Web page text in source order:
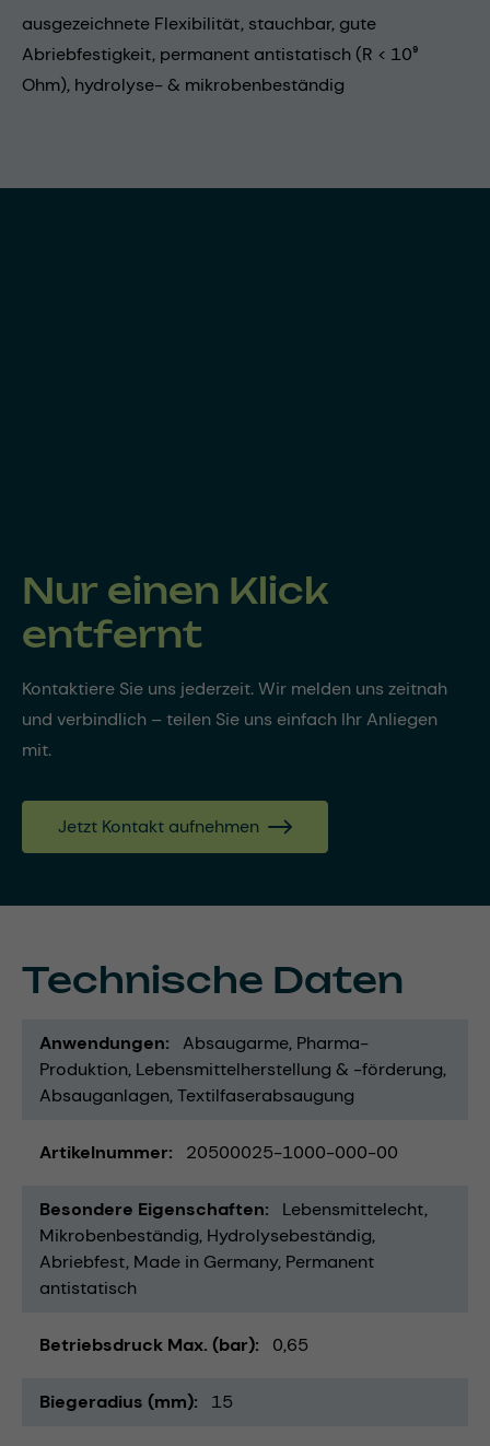
ausgezeichnete Flexibilität, stauchbar, gute
Abriebfestigkeit, permanent antistatisch (R < 10⁹
Ohm), hydrolyse- & mikrobenbeständig
Nur einen Klick
entfernt
Kontaktiere Sie uns jederzeit. Wir melden uns zeitnah
und verbindlich – teilen Sie uns einfach Ihr Anliegen
mit.
Jetzt Kontakt aufnehmen
Technische Daten
Anwendungen Absaugarme Pharma-
Produktion Lebensmittelherstellung & -förderung
Absauganlagen Textilfaserabsaugung
Artikelnummer 20500025-1000-000-00
Besondere Eigenschaften
Lebensmittelecht
Mikrobenbeständig Hydrolysebeständig
Abriebfest Made in Germany Permanent
antistatisch
Betriebsdruck Max. (bar) 0,65
Biegeradius (mm) 15